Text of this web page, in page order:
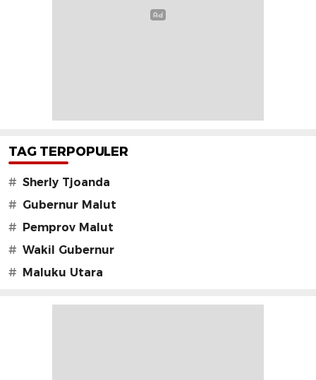
TAG TERPOPULER
# Sherly Tjoanda
# Gubernur Malut
# Pemprov Malut
# Wakil Gubernur
# Maluku Utara